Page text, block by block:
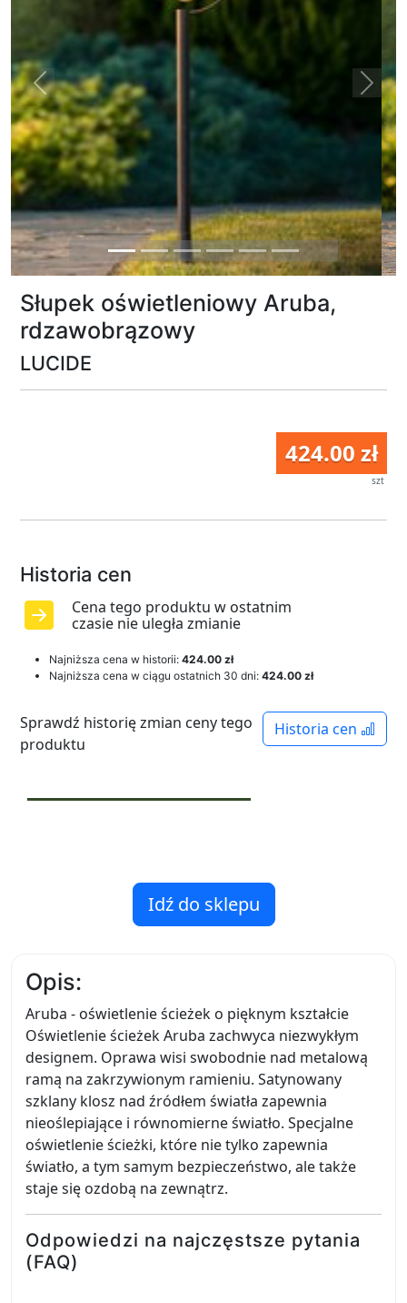
Previous Next
Słupek oświetleniowy Aruba,
rdzawobrązowy
LUCIDE
424.00 zł
szt
Historia cen
Cena tego produktu w ostatnim
czasie nie uległa zmianie
Najniższa cena w historii: 424.00 zł
Najniższa cena w ciągu ostatnich 30 dni: 424.00 zł
Historia cen
Sprawdź historię zmian ceny tego
produktu
Idź do sklepu
Opis:
Aruba - oświetlenie ścieżek o pięknym kształcie
Oświetlenie ścieżek Aruba zachwyca niezwykłym
designem. Oprawa wisi swobodnie nad metalową
ramą na zakrzywionym ramieniu. Satynowany
szklany klosz nad źródłem światła zapewnia
nieoślepiające i równomierne światło. Specjalne
oświetlenie ścieżki, które nie tylko zapewnia
światło, a tym samym bezpieczeństwo, ale także
staje się ozdobą na zewnątrz.
Odpowiedzi na najczęstsze pytania
(FAQ)